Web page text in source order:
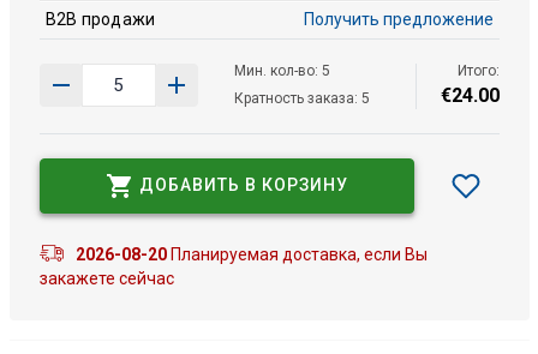
B2B продажи Получить предложение
Мин. кол-во: 5
Кратность заказа: 5
Итого:
€24.00
ДОБАВИТЬ В КОРЗИНУ
2026-08-20Планируемая доставка, если Вы
закажете сейчас